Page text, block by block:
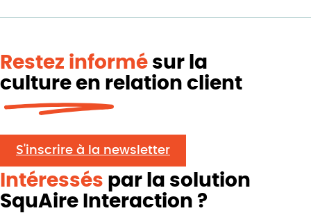
Restez informé sur la
culture en relation client
S'inscrire à la newsletter
Intéressés par la solution
SquAire Interaction ?